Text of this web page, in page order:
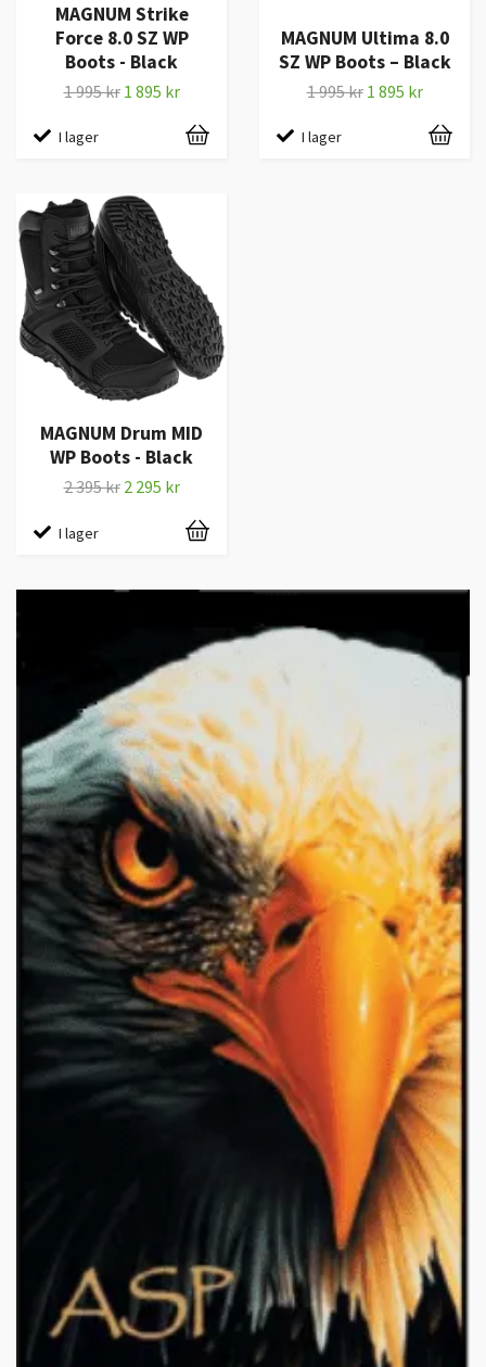
MAGNUM Strike
Force 8.0 SZ WP
Boots - Black
1 995 kr 1 895 kr
I lager
MAGNUM Ultima 8.0
SZ WP Boots – Black
1 995 kr 1 895 kr
I lager
MAGNUM Drum MID
WP Boots - Black
2 395 kr 2 295 kr
I lager